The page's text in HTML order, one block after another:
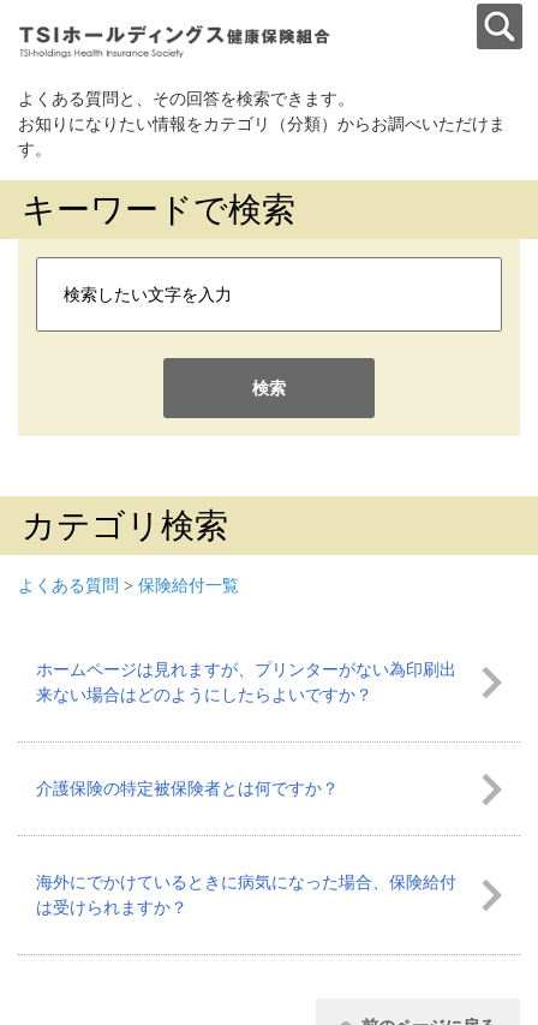
よくある質問と、その回答を検索できます。
お知りになりたい情報をカテゴリ（分類）からお調べいただけま
す。
キーワードで検索
検索
カテゴリ検索
よくある質問 > 保険給付一覧
ホームページは見れますが、プリンターがない為印刷出
来ない場合はどのようにしたらよいですか？
介護保険の特定被保険者とは何ですか？
海外にでかけているときに病気になった場合、保険給付
は受けられますか？